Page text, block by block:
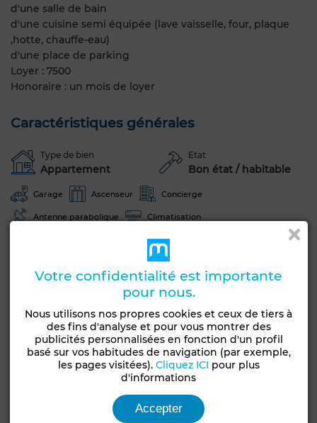
d'une salle de bain
d'une cuisine semi équipée (lave vaisselle, four, plaque
,hotte, chauffe-eau)
d'une place de parking
Loyer : 7500
Honoraire : un mois de loyer
Caractéristiques générales
Type de bien
Appartement
Etat
Bon état / habitable
Garage Ascenseur Concierge
Antenne parabolique Climatisation
Sécurité
Voir plus de photos
Votre confidentialité est importante
pour nous.
Nous utilisons nos propres cookies et ceux de tiers à
des fins d'analyse et pour vous montrer des
publicités personnalisées en fonction d'un profil
basé sur vos habitudes de navigation (par exemple,
les pages visitées). Cliquez ICI pour plus
d'informations
Accepter